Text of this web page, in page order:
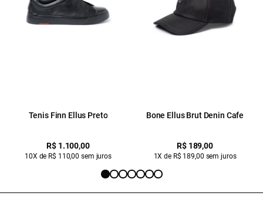
Tenis Finn Ellus Preto
R$ 1.100,00
10X de R$ 110,00 sem juros
Bone Ellus Brut Denin Cafe
R$ 189,00
1X de R$ 189,00 sem juros